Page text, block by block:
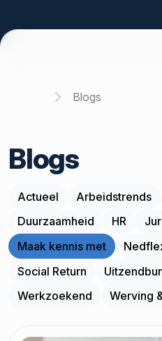
Home Blogs
Blogs
Actueel Arbeidstrends
Duurzaamheid
HR
Maak kennis met
Social Return
Werkzoekend
Werving